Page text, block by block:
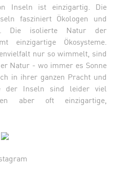
Inseln ist einzigartig. Die
fasziniert Ökologen und
Die isolierte Natur der
einzigartige Ökosysteme.
nur so wimmelt, sind
Natur - wo immer es Sonne
in ihrer ganzen Pracht und
der Inseln sind leider viel
aber oft einzigartige,